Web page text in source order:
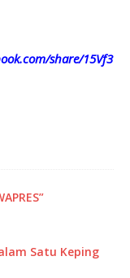
share/15Vf3
Satu Keping